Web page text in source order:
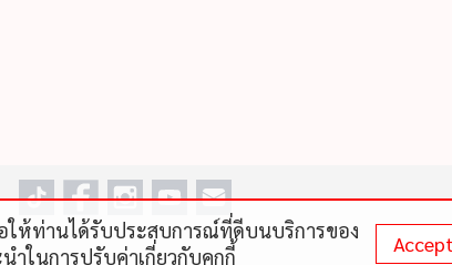
ให้ท่านได้รับประสบการณ์ที่ดีบนบริการของ
าในการปรับค่าเกี่ยวกับคุกกี้
Accept